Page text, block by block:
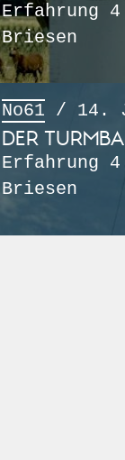
Erfahrung
Briesen
No61 / 14.
DER
Erfahrung
Briesen